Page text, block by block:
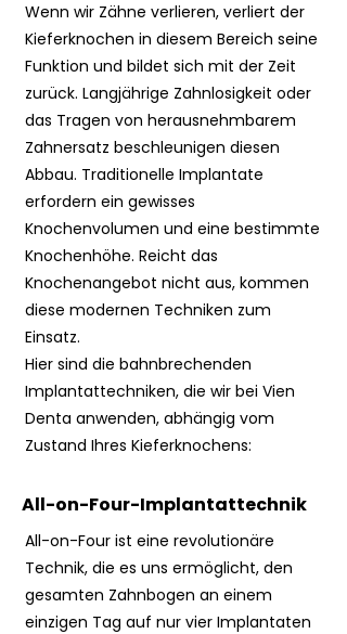
Wenn wir Zähne verlieren, verliert der
Kieferknochen in diesem Bereich seine
Funktion und bildet sich mit der Zeit
zurück. Langjährige Zahnlosigkeit oder
das Tragen von herausnehmbarem
Zahnersatz beschleunigen diesen
Abbau. Traditionelle Implantate
erfordern ein gewisses
Knochenvolumen und eine bestimmte
Knochenhöhe. Reicht das
Knochenangebot nicht aus, kommen
diese modernen Techniken zum
Einsatz.
Hier sind die bahnbrechenden
Implantattechniken, die wir bei Vien
Denta anwenden, abhängig vom
Zustand Ihres Kieferknochens:
All-on-Four-Implantattechnik
All-on-Four ist eine revolutionäre
Technik, die es uns ermöglicht, den
gesamten Zahnbogen an einem
einzigen Tag auf nur vier Implantaten